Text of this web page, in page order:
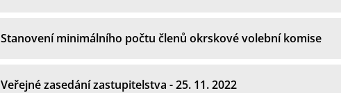
Stanovení minimálního počtu členů okrskové volební komise
Veřejné zasedání zastupitelstva - 25. 11. 2022